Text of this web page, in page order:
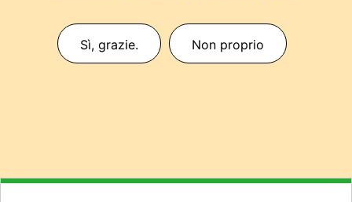
Sì, grazie. Non proprio